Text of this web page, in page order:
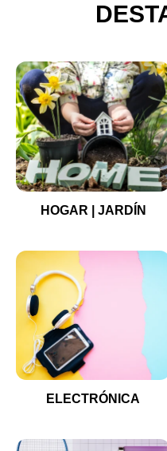
HOGAR | JARDÍN
ELECTRÓNICA